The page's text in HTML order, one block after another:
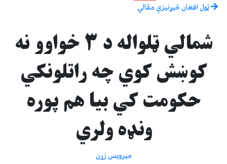
ټول افغان څیړنیزې مقالې
شمالي ټلواله د ۳ خواوو نه
کوښش کوي چه راتلونکي
حکومت کي بیا هم پوره
ونډه ولري
میرویس زړن